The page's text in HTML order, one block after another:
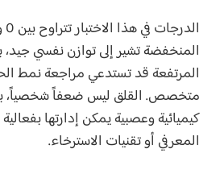
المنخفضة تشير إلى توازن نفسي جيد،
المرتفعة قد تستدعي مراجعة نمط
متخصص. القلق ليس ضعفاً شخصياً،
كيميائية وعصبية يمكن إدارتها
المعرفي أو تقنيات الاسترخاء.